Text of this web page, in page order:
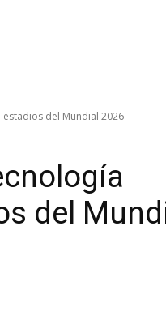
del Mundial 2026
del